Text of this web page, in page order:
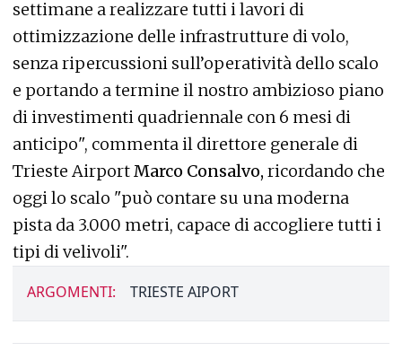
settimane a realizzare tutti i lavori di
ottimizzazione delle infrastrutture di volo,
senza ripercussioni sull’operatività dello scalo
e portando a termine il nostro ambizioso piano
di investimenti quadriennale con 6 mesi di
anticipo", commenta il direttore generale di
Trieste AirportMarco Consalvo, ricordando che
oggi lo scalo "può contare su una moderna
pista da 3.000 metri, capace di accogliere tutti i
tipi di velivoli".
ARGOMENTI: TRIESTE AIPORT